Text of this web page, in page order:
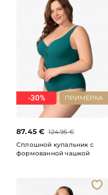
ПРИМЕРКА
-30%
87.45 € 124.95 €
Сплошной купальник с
формованной чашкой